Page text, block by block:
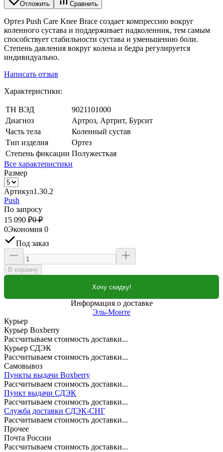
Отложить Сравнить
Ортез Push Care Knee Brace создает компрессию вокруг
коленного сустава и поддерживает надколенник, тем самым
способствует стабильности сустава и уменьшению боли.
Степень давления вокруг колена и бедра регулируется
индивидуально.
Написать отзыв
Характеристики:
ТН ВЭД
9021101000
Диагноз
Артроз, Артрит, Бурсит
Часть тела
Коленный сустав
Тип изделия
Ортез
Степень фиксации Полужесткая
Все характеристики
Размер
Артикул1.30.2
Push
По запросу
15 090 ₽0 ₽
0Экономия 0
Под заказ
В корзину
Хочу скидку!
Информация о доставке
Эль-Монте
Курьер
Курьер Boxberry
Рассчитываем стоимость доставки...
Курьер СДЭК
Рассчитываем стоимость доставки...
Самовывоз
Пункты выдачи Boxberry
Рассчитываем стоимость доставки...
Пункт выдачи СДЭК
Рассчитываем стоимость доставки...
Служба доставки СДЭК-СНГ
Рассчитываем стоимость доставки...
Прочее
Почта России
Рассчитываем стоимость доставки...